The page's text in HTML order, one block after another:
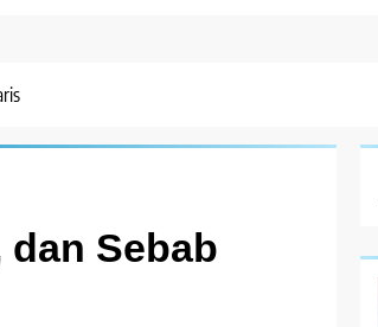
Sebab